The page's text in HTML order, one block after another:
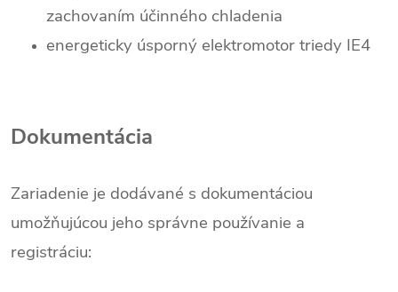
zachovaním účinného chladenia
energeticky úsporný elektromotor triedy IE4
Dokumentácia
Zariadenie je dodávané s dokumentáciou
umožňujúcou jeho správne používanie a
registráciu: